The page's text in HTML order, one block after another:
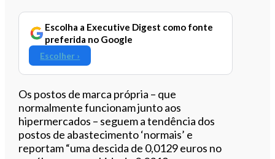
Escolha a Executive Digest como fonte
preferida no Google
Escolher ›
Os postos de marca própria – que
normalmente funcionam junto aos
hipermercados – seguem a tendência dos
postos de abastecimento ‘normais’ e
reportam “uma descida de 0,0129 euros no